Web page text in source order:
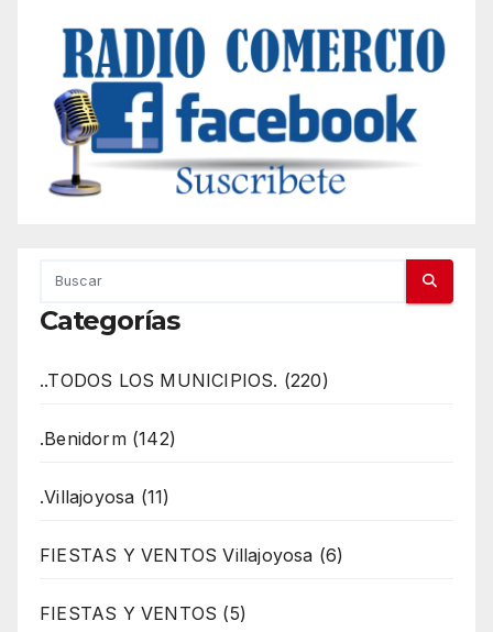
Categorías
..TODOS LOS MUNICIPIOS. (220)
.Benidorm (142)
.Villajoyosa (11)
FIESTAS Y VENTOS Villajoyosa (6)
FIESTAS Y VENTOS (5)